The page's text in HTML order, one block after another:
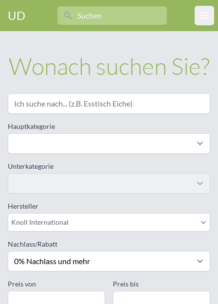
UD
Search
Wonach suchen Sie?
Hauptkategorie
Unterkategorie
Hersteller
Knoll International
Nachlass/Rabatt
Preis von Preis bis